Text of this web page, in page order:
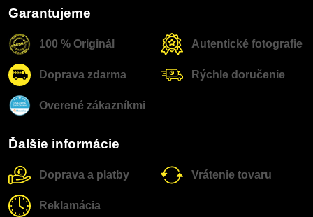
Garantujeme
100 % Originál Autentické fotografie
Doprava zdarma Rýchle doručenie
Overené zákazníkmi
Ďalšie informácie
Doprava a platby Vrátenie tovaru
Reklamácia